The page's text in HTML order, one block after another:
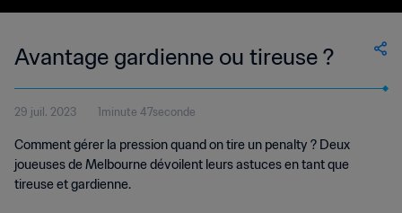
Avantage gardienne ou tireuse ?
29 juil. 2023 1minute 47seconde
Comment gérer la pression quand on tire un penalty ? Deux
joueuses de Melbourne dévoilent leurs astuces en tant que
tireuse et gardienne.